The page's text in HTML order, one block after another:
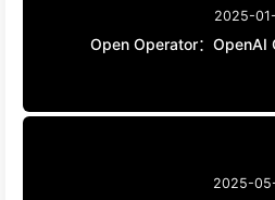
2025-
Open Operator：OpenAI
2025-